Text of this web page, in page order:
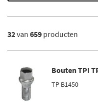
×
TPI (36)
32van 659 producten
Bouten TPI
TP B1450